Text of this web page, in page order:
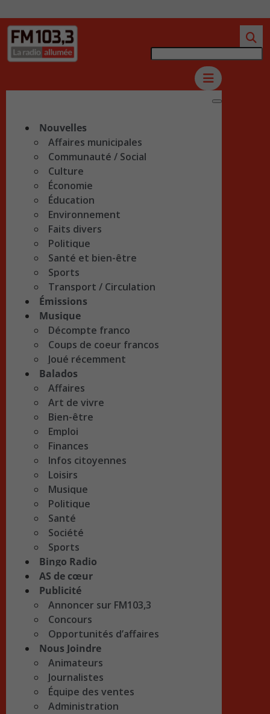
Nouvelles
Affaires municipales
Communauté / Social
Culture
Économie
Éducation
Environnement
Faits divers
Politique
Santé et bien-être
Sports
Transport / Circulation
Émissions
Musique
Décompte franco
Coups de coeur francos
Joué récemment
Balados
Affaires
Art de vivre
Bien-être
Emploi
Finances
Infos citoyennes
Loisirs
Musique
Politique
Santé
Société
Sports
Bingo Radio
AS de cœur
Publicité
Annoncer sur FM103,3
Concours
Opportunités d’affaires
Nous Joindre
Animateurs
Journalistes
Équipe des ventes
Administration